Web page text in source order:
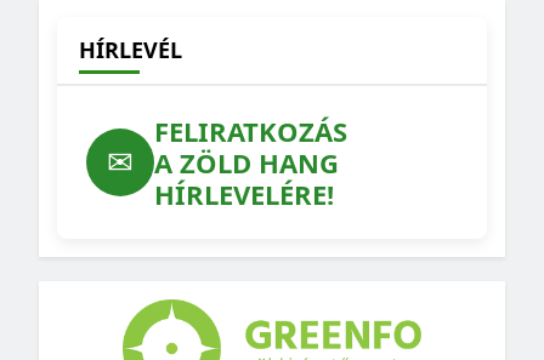
HÍRLEVÉL
✉
FELIRATKOZÁS
A ZÖLD HANG
HÍRLEVELÉRE!